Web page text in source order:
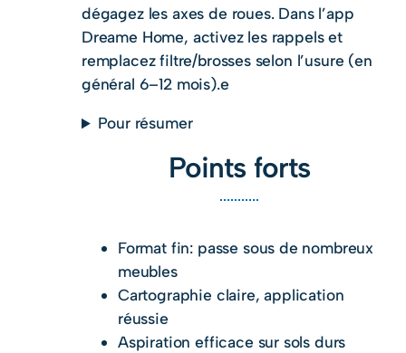
dégagez les axes de roues. Dans l’app
Dreame Home, activez les rappels et
remplacez filtre/brosses selon l’usure (en
général 6–12 mois).e
Pour résumer
Points forts
Format fin: passe sous de nombreux
meubles
Cartographie claire, application
réussie
Aspiration efficace sur sols durs